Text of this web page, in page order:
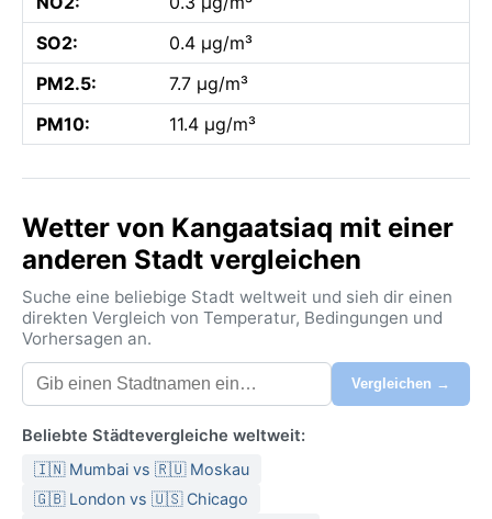
SO2:
0.4 µg/m³
PM2.5:
7.7 µg/m³
PM10:
11.4 µg/m³
Wetter von Kangaatsiaq mit einer
anderen Stadt vergleichen
Suche eine beliebige Stadt weltweit und sieh dir einen
direkten Vergleich von Temperatur, Bedingungen und
Vorhersagen an.
Vergleichen →
Beliebte Städtevergleiche weltweit:
🇮🇳 Mumbai vs 🇷🇺 Moskau
🇬🇧 London vs 🇺🇸 Chicago